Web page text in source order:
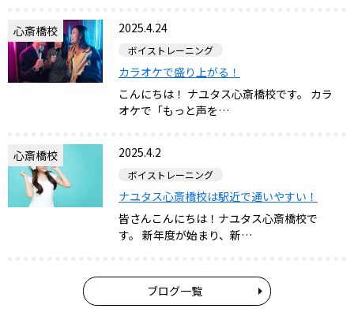
心斎橋校 2025.4.24
ボイストレーニング
カラオケで盛り上がる！
こんにちは！ ナユタス心斎橋校です。 カラ
オケで「もっと声を…
心斎橋校 2025.4.2
ボイストレーニング
ナユタス心斎橋校は駅近で通いやすい！
皆さんこんにちは！ナユタス心斎橋校で
す。 新年度が始まり、新…
ブログ一覧